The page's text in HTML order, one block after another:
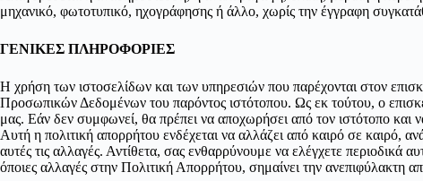
μηχανικό, φωτοτυπικό, ηχογράφησης ή άλλο, χωρίς την έγγραφη
ΓΕΝΙΚΕΣ ΠΛΗΡΟΦΟΡΙΕΣ
Η χρήση των ιστοσελίδων και των υπηρεσιών που παρέχονται στον
Προσωπικών Δεδομένων του παρόντος ιστότοπου. Ως εκ τούτου, ο
μας. Εάν δεν συμφωνεί, θα πρέπει να αποχωρήσει από τον ιστότοπο
Αυτή η πολιτική απορρήτου ενδέχεται να αλλάζει από καιρό σε καιρό,
αυτές τις αλλαγές. Αντίθετα, σας ενθαρρύνουμε να ελέγχετε περιοδικά
όποιες αλλαγές στην Πολιτική Απορρήτου, σημαίνει την ανεπιφύλακτη